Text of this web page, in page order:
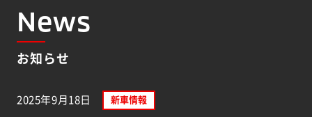
News
お知らせ
2025年9月18日 新車情報